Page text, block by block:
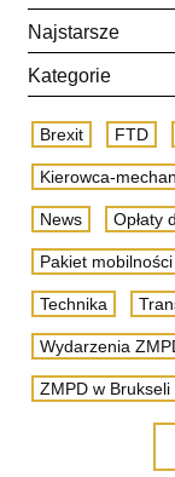
Najstarsze
Kategorie
Brexit FTD
Kierowca-
News Opłaty
Pakiet mobilności
Technika
Wydarzenia
ZMPD w Brukseli